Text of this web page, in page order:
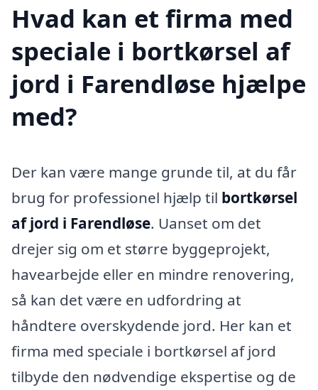
Hvad kan et firma med
speciale i bortkørsel af
jord i Farendløse hjælpe
med?
Der kan være mange grunde til, at du får
brug for professionel hjælp til bortkørsel
af jord i Farendløse. Uanset om det
drejer sig om et større byggeprojekt,
havearbejde eller en mindre renovering,
så kan det være en udfordring at
håndtere overskydende jord. Her kan et
firma med speciale i bortkørsel af jord
tilbyde den nødvendige ekspertise og de